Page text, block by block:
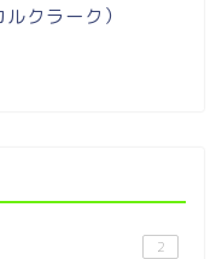
クラーク）
2